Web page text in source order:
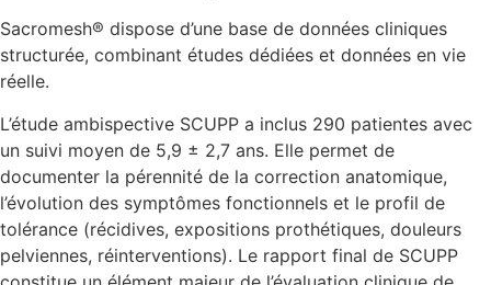
Sacromesh® dispose d’une base de données cliniques
structurée, combinant études dédiées et données en vie
réelle.
L’étude ambispective SCUPP a inclus 290 patientes avec
un suivi moyen de 5,9 ± 2,7 ans. Elle permet de
documenter la pérennité de la correction anatomique,
l’évolution des symptômes fonctionnels et le profil de
tolérance (récidives, expositions prothétiques, douleurs
pelviennes, réinterventions). Le rapport final de SCUPP